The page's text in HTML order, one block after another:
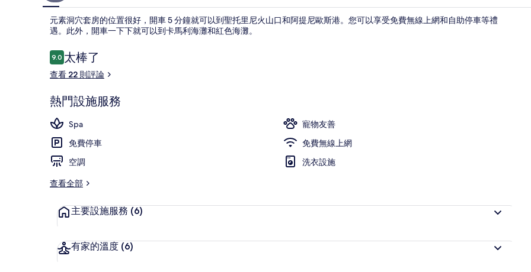
高級公寓, 3 間臥室, 露台 | 起居區 | 32-吋智慧型電視、有線頻道、電視
普通開放
元素洞穴套房的位置很好，開車 5 分鐘就可以到聖托里尼火山口和阿提尼歐斯港。您可以享受免費無線上網和自助停車等禮
遇。此外，開車一下下就可以到卡馬利海灘和紅色海灘。
評
論
9.09.0 分，滿分 10 分，
太棒了
查看 22 則評論
熱門設施服務
Spa
寵物友善
免費停車
免費無線上網
空調
洗衣設施
查看全部
主要設施服務 (6)
有家的溫度 (6)